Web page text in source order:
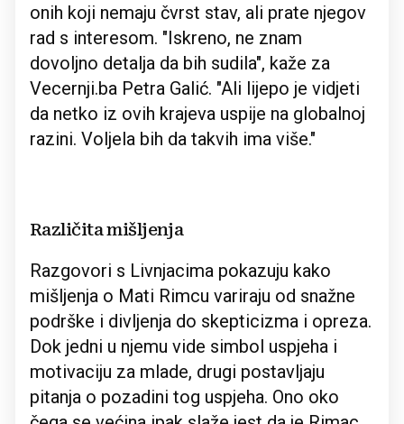
onih koji nemaju čvrst stav, ali prate njegov
rad s interesom. "Iskreno, ne znam
dovoljno detalja da bih sudila", kaže za
Vecernji.ba Petra Galić. "Ali lijepo je vidjeti
da netko iz ovih krajeva uspije na globalnoj
razini. Voljela bih da takvih ima više."
Različita mišljenja
Razgovori s Livnjacima pokazuju kako
mišljenja o Mati Rimcu variraju od snažne
podrške i divljenja do skepticizma i opreza.
Dok jedni u njemu vide simbol uspjeha i
motivaciju za mlade, drugi postavljaju
pitanja o pozadini tog uspjeha. Ono oko